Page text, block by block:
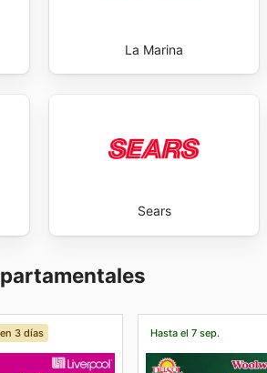
La Marina
Sears
3 días Hasta el 7 sep.